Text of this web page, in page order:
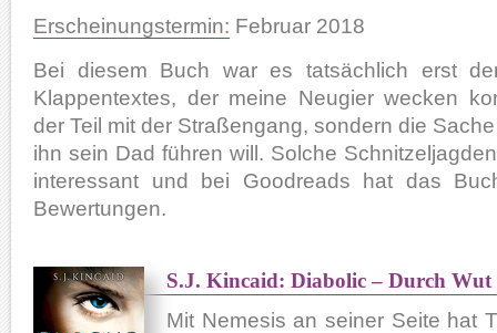
Erscheinungstermin: Februar 2018
Bei diesem Buch war es tatsächlich erst
Klappentextes, der meine Neugier wecken
der Teil mit der Straßengang, sondern die
ihn sein Dad führen will. Solche
interessant und bei Goodreads hat das
Bewertungen.
S.J. Kincaid: Diabolic – Durch
Mit Nemesis an seiner Seite hat